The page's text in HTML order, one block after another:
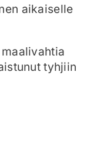
aikaiselle
tyhjiin